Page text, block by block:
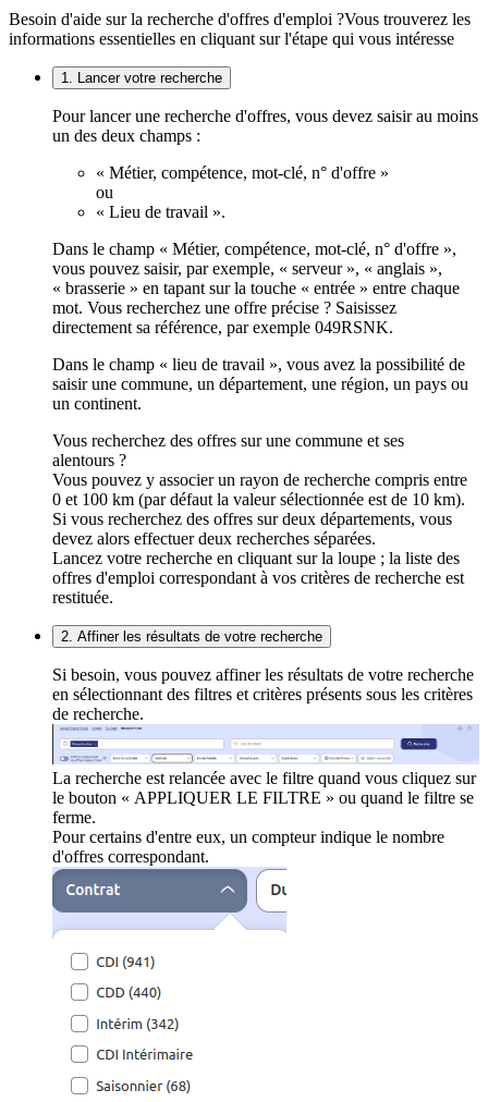
Besoin d'aide sur la recherche d'offres d'emploi ?Vous trouverez les
informations essentielles en cliquant sur l'étape qui vous intéresse
1. Lancer votre recherche
Pour lancer une recherche d'offres, vous devez saisir au moins
un des deux champs :
« Métier, compétence, mot-clé, n° d'offre »
ou
« Lieu de travail ».
Dans le champ « Métier, compétence, mot-clé, n° d'offre »,
vous pouvez saisir, par exemple, « serveur », « anglais »,
« brasserie » en tapant sur la touche « entrée » entre chaque
mot. Vous recherchez une offre précise ? Saisissez
directement sa référence, par exemple 049RSNK.
Dans le champ « lieu de travail », vous avez la possibilité de
saisir une commune, un département, une région, un pays ou
un continent.
Vous recherchez des offres sur une commune et ses
alentours ?
Vous pouvez y associer un rayon de recherche compris entre
0 et 100 km (par défaut la valeur sélectionnée est de 10 km).
Si vous recherchez des offres sur deux départements, vous
devez alors effectuer deux recherches séparées.
Lancez votre recherche en cliquant sur la loupe ; la liste des
offres d'emploi correspondant à vos critères de recherche est
restituée.
2. Affiner les résultats de votre recherche
Si besoin, vous pouvez affiner les résultats de votre recherche
en sélectionnant des filtres et critères présents sous les critères
de recherche.
La recherche est relancée avec le filtre quand vous cliquez sur
le bouton « APPLIQUER LE FILTRE » ou quand le filtre se
ferme.
Pour certains d'entre eux, un compteur indique le nombre
d'offres correspondant.